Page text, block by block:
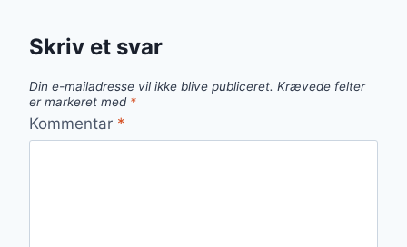
Skriv et svar
Din e-mailadresse vil ikke blive publiceret. Krævede felter
er markeret med *
Kommentar *